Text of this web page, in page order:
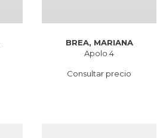
BREA, MARIANA
Apolo 4
Consultar precio